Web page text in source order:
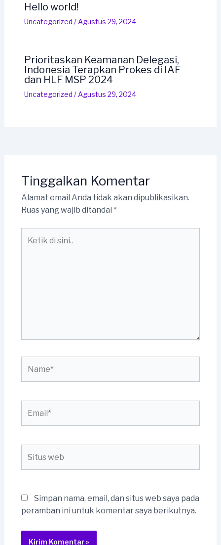
Hello world!
Uncategorized / Agustus 29, 2024
Prioritaskan Keamanan Delegasi,
Indonesia Terapkan Prokes di IAF
dan HLF MSP 2024
Uncategorized / Agustus 29, 2024
Tinggalkan Komentar
Alamat email Anda tidak akan dipublikasikan.
Ruas yang wajib ditandai *
web
Simpan nama, email, dan situs web saya pada
peramban ini untuk komentar saya berikutnya.